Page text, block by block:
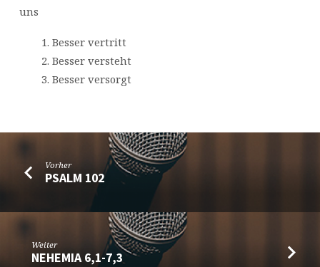
uns
Besser vertritt
Besser versteht
Besser versorgt
Vorher
PSALM 102
Weiter
NEHEMIA 6,1-7,3